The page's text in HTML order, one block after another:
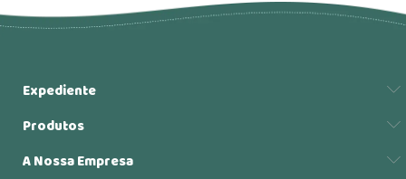
Expediente
Produtos
A Nossa Empresa